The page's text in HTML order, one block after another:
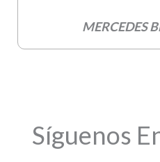
MERCEDES
Síguenos